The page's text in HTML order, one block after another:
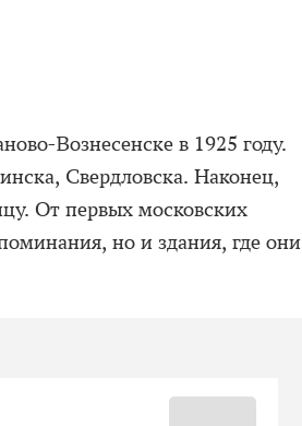
Вознесенске в 1925 году.
Свердловска. Наконец,
От первых московских
но и здания, где они